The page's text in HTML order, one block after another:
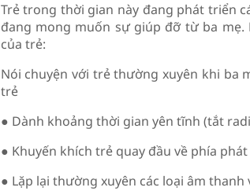
Trẻ trong thời gian này đang phát triển
đang mong muốn sự giúp đỡ từ ba
của trẻ:
Nói chuyện với trẻ thường xuyên khi ba
trẻ
● Dành khoảng thời gian yên tĩnh (tắt
● Khuyến khích trẻ quay đầu về phía
● Lặp lại thường xuyên các loại âm